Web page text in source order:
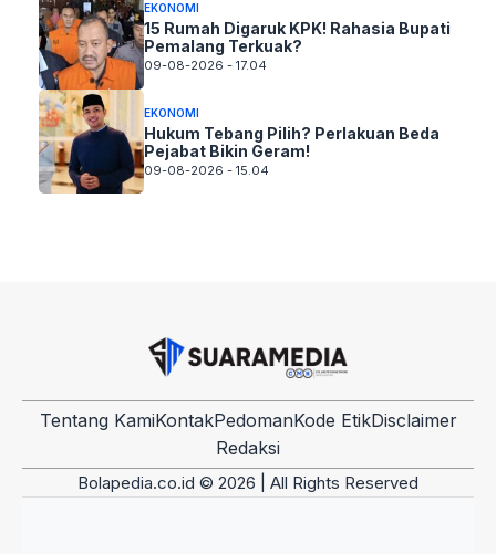
EKONOMI
15 Rumah Digaruk KPK! Rahasia Bupati
Pemalang Terkuak?
09-08-2026 - 17.04
EKONOMI
Hukum Tebang Pilih? Perlakuan Beda
Pejabat Bikin Geram!
09-08-2026 - 15.04
Tentang KamiKontakPedomanKode EtikDisclaimer
Redaksi
Bolapedia.co.id © 2026 | All Rights Reserved